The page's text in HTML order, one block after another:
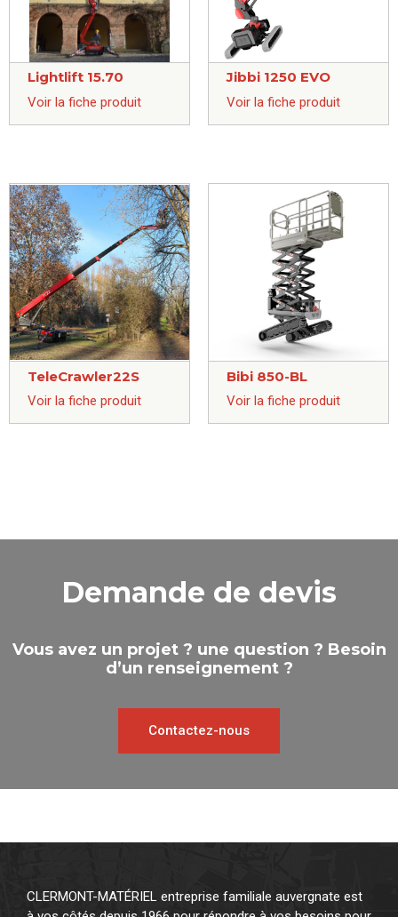
Lightlift 15.70
Voir la fiche produit
Jibbi 1250 EVO
Voir la fiche produit
TeleCrawler22S
Voir la fiche produit
Bibi 850-BL
Voir la fiche produit
Demande de devis
Vous avez un projet ? une question ? Besoin
d’un renseignement ?
Contactez-nous
CLERMONT-MATÉRIEL entreprise familiale auvergnate est